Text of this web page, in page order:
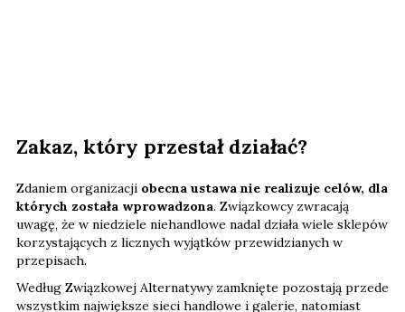
Zakaz, który przestał działać?
Zdaniem organizacji obecna ustawa nie realizuje celów, dla
których została wprowadzona. Związkowcy zwracają
uwagę, że w niedziele niehandlowe nadal działa wiele sklepów
korzystających z licznych wyjątków przewidzianych w
przepisach.
Według Związkowej Alternatywy zamknięte pozostają przede
wszystkim największe sieci handlowe i galerie, natomiast